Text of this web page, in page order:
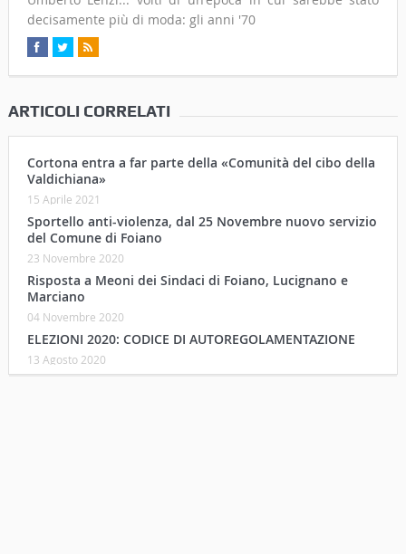
decisamente più di moda: gli anni '70
ARTICOLI CORRELATI
Cortona entra a far parte della «Comunità del cibo della
Valdichiana»
15 Aprile 2021
Sportello anti-violenza, dal 25 Novembre nuovo servizio
del Comune di Foiano
23 Novembre 2020
Risposta a Meoni dei Sindaci di Foiano, Lucignano e
Marciano
04 Novembre 2020
ELEZIONI 2020: CODICE DI AUTOREGOLAMENTAZIONE
13 Agosto 2020